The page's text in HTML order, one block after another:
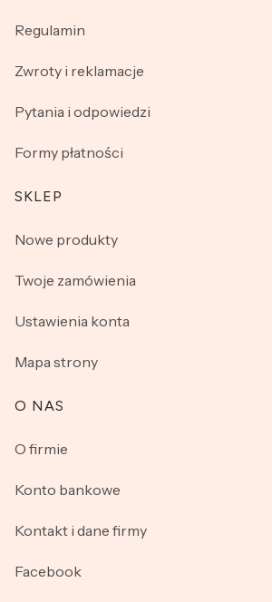
Regulamin
Zwroty i reklamacje
Pytania i odpowiedzi
Formy płatności
SKLEP
Nowe produkty
Twoje zamówienia
Ustawienia konta
Mapa strony
O NAS
O firmie
Konto bankowe
Kontakt i dane firmy
Facebook